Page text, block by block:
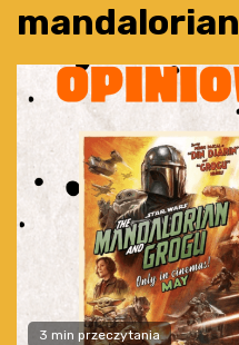
mandalorian
3 min przeczytania